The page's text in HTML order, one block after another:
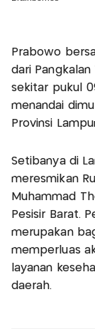
Prabowo
dari Pangkalan
sekitar pukul
menandai
Provinsi
Setibanya di
meresmikan
Muhammad
Pesisir Barat.
merupakan
memperluas
layanan
daerah.